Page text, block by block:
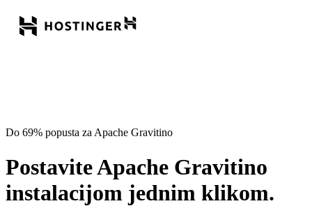
Do 69% popusta za Apache Gravitino
Postavite Apache Gravitino
instalacijom jednim klikom.